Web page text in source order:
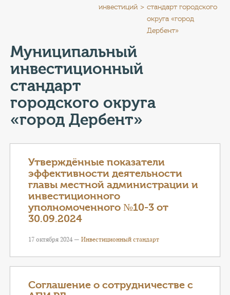
ТАРИФЫ
ГЕРОИ Z
КАТАЛОГ УСЛУГ
инвестиций
стандарт городского
округа «город
Дербент»
Муниципальный
инвестиционный
стандарт
городского округа
«город Дербент»
Утверждённые показатели
эффективности деятельности
главы местной администрации и
инвестиционного
уполномоченного №10-3 от
30.09.2024
17 октября 2024 — Инвестиционный стандарт
Соглашение о сотрудничестве с